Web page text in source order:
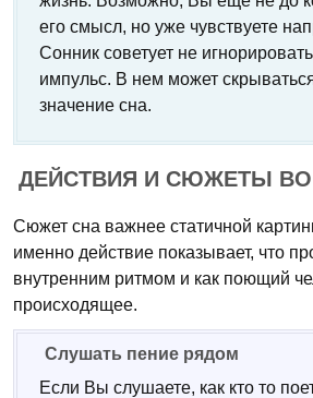
его смысл, но уже чувствуете
Сонник советует не
импульс. В нем может
значение сна.
ДЕЙСТВИЯ И СЮЖЕТЫ
Сюжет сна важнее статичной
именно действие показывает, что
внутренним ритмом и как поющий
происходящее.
Слушать пение рядом
Если Вы слушаете, как кто то